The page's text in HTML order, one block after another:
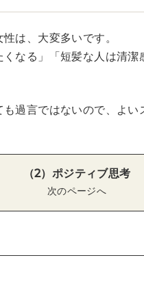
は、大変多いです。
なる」「短髪な人は清
過言ではないので、よ
（2）ポジティブ思考
次のページへ